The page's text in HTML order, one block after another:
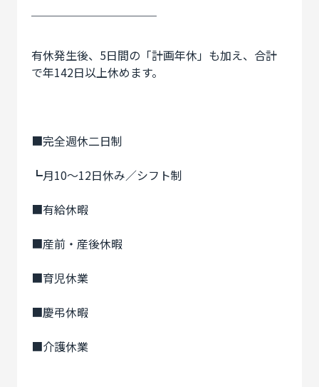
￣￣￣￣￣￣￣￣￣￣￣
有休発生後、5日間の「計画年休」も加え、合計
で年142日以上休めます。
■完全週休二日制
┗月10～12日休み／シフト制
■有給休暇
■産前・産後休暇
■育児休業
■慶弔休暇
■介護休業